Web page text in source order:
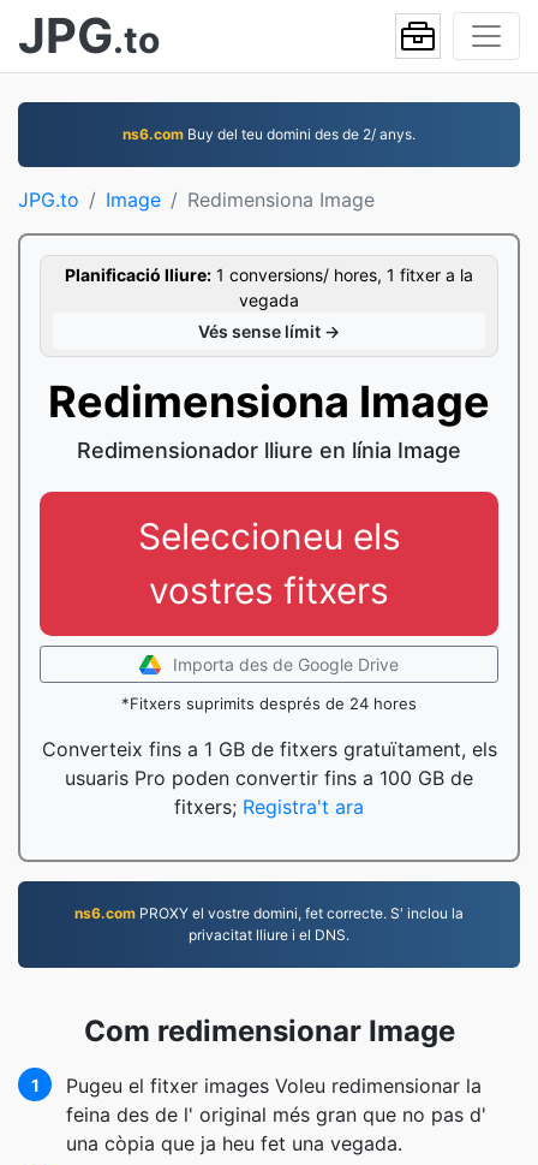
JPG.to
ns6.com Buy del teu domini des de 2/ anys.
JPG.to Image Redimensiona Image
Planificació lliure: 1 conversions/ hores, 1 fitxer a la
vegada
Vés sense límit →
Redimensiona Image
Redimensionador lliure en línia Image
Seleccioneu els
vostres fitxers
Importa des de Google Drive
*Fitxers suprimits després de 24 hores
Converteix fins a 1 GB de fitxers gratuïtament, els
usuaris Pro poden convertir fins a 100 GB de
fitxers; Registra't ara
ns6.com PROXY el vostre domini, fet correcte. S' inclou la
privacitat lliure i el DNS.
Com redimensionar Image
1
Pugeu el fitxer images Voleu redimensionar la
feina des de l' original més gran que no pas d'
una còpia que ja heu fet una vegada.